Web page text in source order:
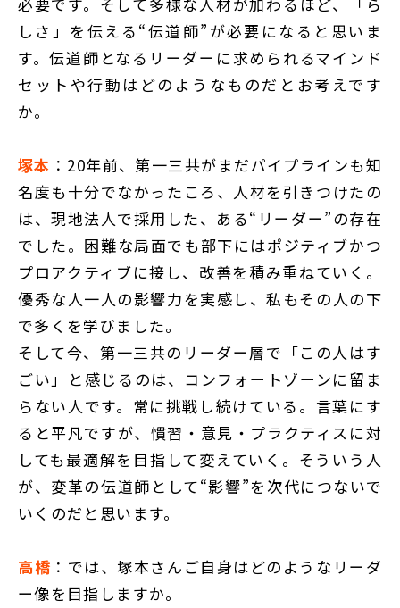
しさ」を伝える“伝道師”が必要になると思いま
す。伝道師となるリーダーに求められるマインド
セットや行動はどのようなものだとお考えです
か。
塚本 ：20年前、第一三共がまだパイプラインも知
名度も十分でなかったころ、人材を引きつけたの
は、現地法人で採用した、ある“リーダー”の存在
でした。困難な局面でも部下にはポジティブかつ
プロアクティブに接し、改善を積み重ねていく。
優秀な人一人の影響力を実感し、私もその人の下
で多くを学びました。
そして今、第一三共のリーダー層で「この人はす
ごい」と感じるのは、コンフォートゾーンに留ま
らない人です。常に挑戦し続けている。言葉にす
ると平凡ですが、慣習・意見・プラクティスに対
しても最適解を目指して変えていく。そういう人
が、変革の伝道師として“影響”を次代につないで
いくのだと思います。
高橋 ：では、塚本さんご自身はどのようなリーダ
ー像を目指しますか。